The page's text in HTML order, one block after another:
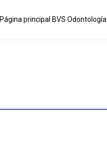
Página principal BVS Odontología